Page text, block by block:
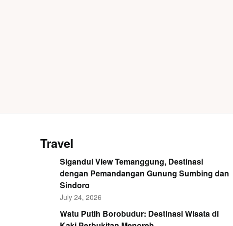
Travel
Sigandul View Temanggung, Destinasi
dengan Pemandangan Gunung Sumbing dan
Sindoro
July 24, 2026
Watu Putih Borobudur: Destinasi Wisata di